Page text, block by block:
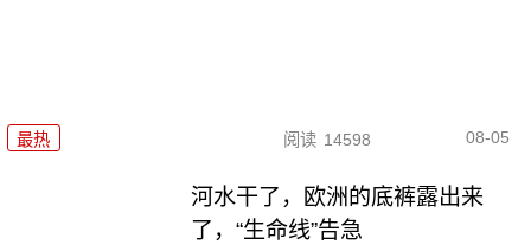
最热 阅读 14598 08-05
河水干了，欧洲的底裤露出来
了，“生命线”告急